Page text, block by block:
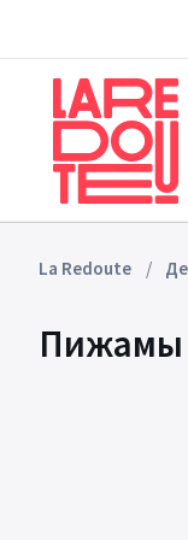
La Redoute
Пижамы